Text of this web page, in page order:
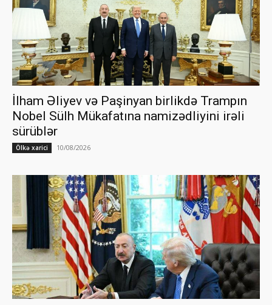
İlham Əliyev və Paşinyan birlikdə Trampın
Nobel Sülh Mükafatına namizədliyini irəli
sürüblər
Ölkə xarici 10/08/2026